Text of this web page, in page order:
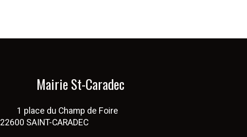
Mairie St-Caradec
1 place du Champ de Foire
22600 SAINT-CARADEC